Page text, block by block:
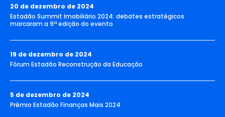
20 de dezembro de 2024
Estadão Summit Imobiliário 2024: debates estratégicos
marcaram a 9ª edição do evento
19 de dezembro de 2024
Fórum Estadão Reconstrução da Educação
5 de dezembro de 2024
Prêmio Estadão Finanças Mais 2024